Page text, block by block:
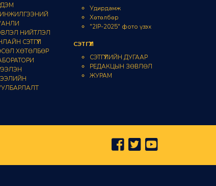
НИЙТЛЭЛ
СЭТГҮҮЛ
ХӨТӨЛБӨР
Удирдамж
Хөтөлбөр
"2IP-2025" фото үзэх
СЭТГҮҮЛ
СЭТГҮҮЛИЙН ДУГААР
РЕДАКЦЫН ЗӨВЛӨЛ
ЖУРАМ